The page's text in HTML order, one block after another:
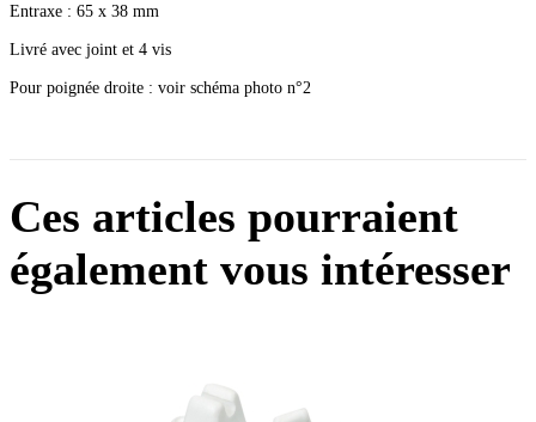
Entraxe : 65 x 38 mm
Livré avec joint et 4 vis
Pour poignée droite : voir schéma photo n°2
Ces articles pourraient
également vous intéresser